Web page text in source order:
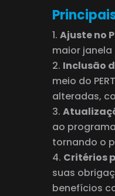
Ajuste no
maior
Inclusão
meio do
alteradas,
ao
tornando o
Critérios
suas
benefícios